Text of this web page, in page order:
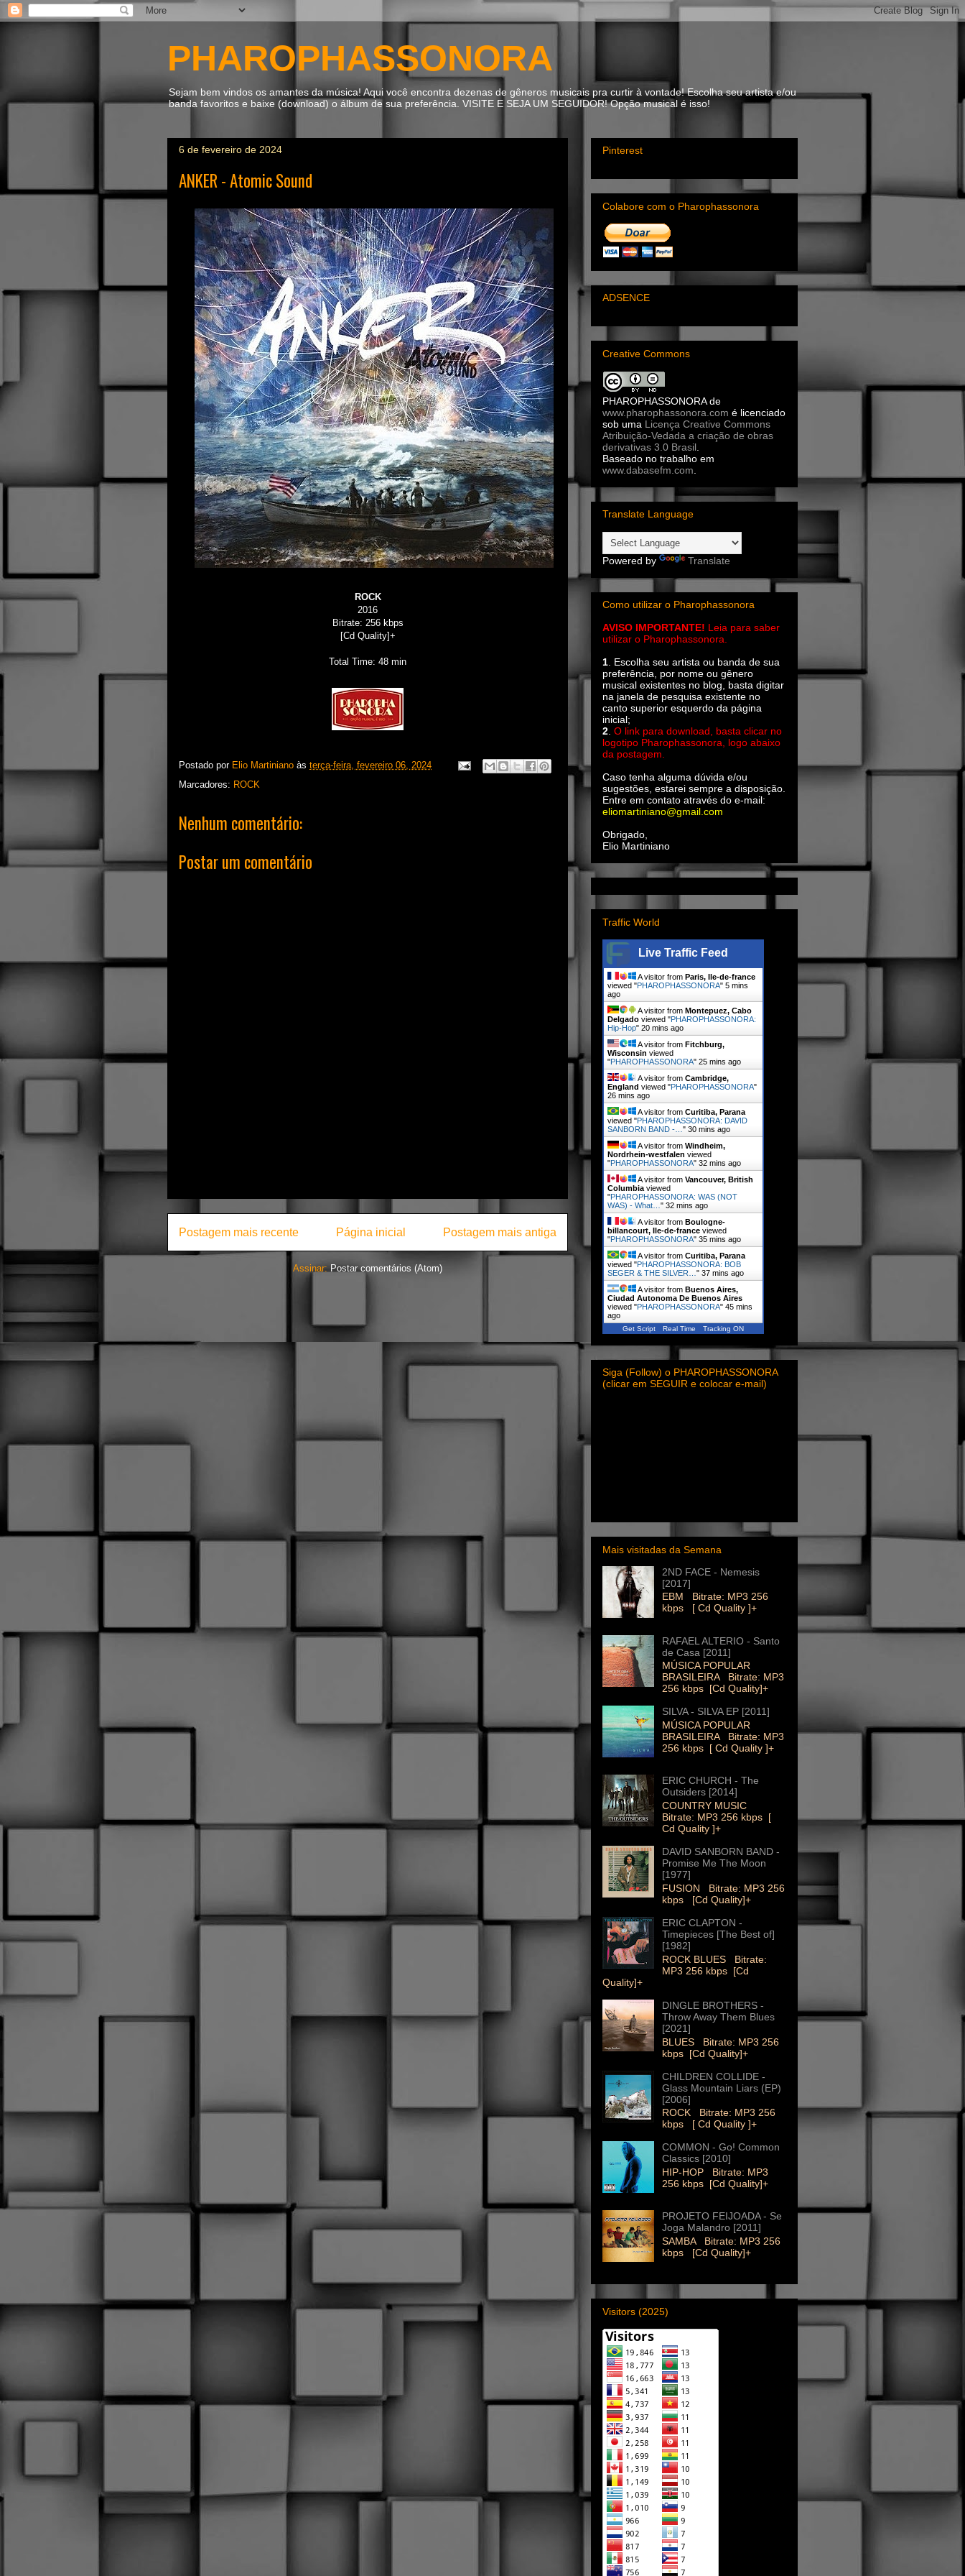
PHAROPHASSONORA
Sejam bem vindos os amantes da música! Aqui você encontra dezenas de gêneros musicais pra curtir à vontade! Escolha seu artista e/ou
banda favoritos e baixe (download) o álbum de sua preferência. VISITE E SEJA UM SEGUIDOR! Opção musical é isso!
6 de fevereiro de 2024
ANKER - Atomic Sound
ROCK
2016
Bitrate: 256 kbps
[Cd Quality]+
Total Time: 48 min
Postado por Elio Martiniano às terça-feira, fevereiro 06, 2024
Marcadores: ROCK
Nenhum comentário:
Postar um comentário
Postagem mais recente Postagem mais antiga
Página inicial
Assinar: Postar comentários (Atom)
Pinterest
Colabore com o Pharophassonora
ADSENCE
Creative Commons
PHAROPHASSONORAde
www.pharophassonora.com é licenciado
sob uma Licença Creative Commons
Atribuição-Vedada a criação de obras
derivativas 3.0 Brasil
Baseado no trabalho em
www.dabasefm.com
Translate Language
Powered by Translate
Como utilizar o Pharophassonora
AVISO IMPORTANTE! Leia para saber
utilizar o Pharophassonora.
1. Escolha seu artista ou banda de sua
preferência, por nome ou gênero
musical existentes no blog, basta digitar
na janela de pesquisa existente no
canto superior esquerdo da página
inicial;
2. O link para download, basta clicar no
logotipo Pharophassonora, logo abaixo
da postagem.
Caso tenha alguma dúvida e/ou
sugestões, estarei sempre a disposição.
Entre em contato através do e-mail:
eliomartiniano@gmail.com
Obrigado,
Elio Martiniano
Traffic World
Live Traffic Feed
A visitor from Paris, Ile-de-france
viewed "PHAROPHASSONORA" 5 mins
ago
A visitor from Montepuez, Cabo
Delgado viewed "PHAROPHASSONORA:
Hip-Hop" 20 mins ago
A visitor from Fitchburg,
Wisconsin viewed
"PHAROPHASSONORA" 25 mins ago
A visitor from Cambridge,
England viewed "PHAROPHASSONORA"
26 mins ago
A visitor from Curitiba, Parana
viewed "PHAROPHASSONORA: DAVID
SANBORN BAND -… " 30 mins ago
A visitor from Windheim,
Nordrhein-westfalen viewed
"PHAROPHASSONORA" 32 mins ago
A visitor from Vancouver, British
Columbia viewed
"PHAROPHASSONORA: WAS (NOT
WAS) - What… " 32 mins ago
A visitor from Boulogne-
billancourt, Ile-de-france viewed
"PHAROPHASSONORA" 35 mins ago
A visitor from Curitiba, Parana
viewed "PHAROPHASSONORA: BOB
SEGER & THE SILVER… " 37 mins ago
A visitor from Buenos Aires,
Ciudad Autonoma De Buenos Aires
viewed "PHAROPHASSONORA" 45 mins
ago
Get Script Real Time Tracking ON
Siga (Follow) o PHAROPHASSONORA
(clicar em SEGUIR e colocar e-mail)
Mais visitadas da Semana
2ND FACE - Nemesis
[2017]
EBM Bitrate: MP3 256
kbps [ Cd Quality ]+
RAFAEL ALTERIO - Santo
de Casa [2011]
MÚSICA POPULAR
BRASILEIRA Bitrate: MP3
256 kbps [Cd Quality]+
SILVA - SILVA EP [2011]
MÚSICA POPULAR
BRASILEIRA Bitrate: MP3
256 kbps [ Cd Quality ]+
ERIC CHURCH - The
Outsiders [2014]
COUNTRY MUSIC
Bitrate: MP3 256 kbps [
Cd Quality ]+
DAVID SANBORN BAND -
Promise Me The Moon
[1977]
FUSION Bitrate: MP3 256
kbps [Cd Quality]+
ERIC CLAPTON -
Timepieces [The Best of]
[1982]
ROCK BLUES Bitrate:
MP3 256 kbps [Cd
Quality]+
DINGLE BROTHERS -
Throw Away Them Blues
[2021]
BLUES Bitrate: MP3 256
kbps [Cd Quality]+
CHILDREN COLLIDE -
Glass Mountain Liars (EP)
[2006]
ROCK Bitrate: MP3 256
kbps [ Cd Quality ]+
COMMON - Go! Common
Classics [2010]
HIP-HOP Bitrate: MP3
256 kbps [Cd Quality]+
PROJETO FEIJOADA - Se
Joga Malandro [2011]
SAMBA Bitrate: MP3 256
kbps [Cd Quality]+
Visitors (2025)